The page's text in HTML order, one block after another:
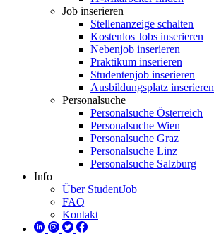
Job inserieren
Stellenanzeige schalten
Kostenlos Jobs inserieren
Nebenjob inserieren
Praktikum inserieren
Studentenjob inserieren
Ausbildungsplatz inserieren
Personalsuche
Personalsuche Österreich
Personalsuche Wien
Personalsuche Graz
Personalsuche Linz
Personalsuche Salzburg
Info
Über StudentJob
FAQ
Kontakt